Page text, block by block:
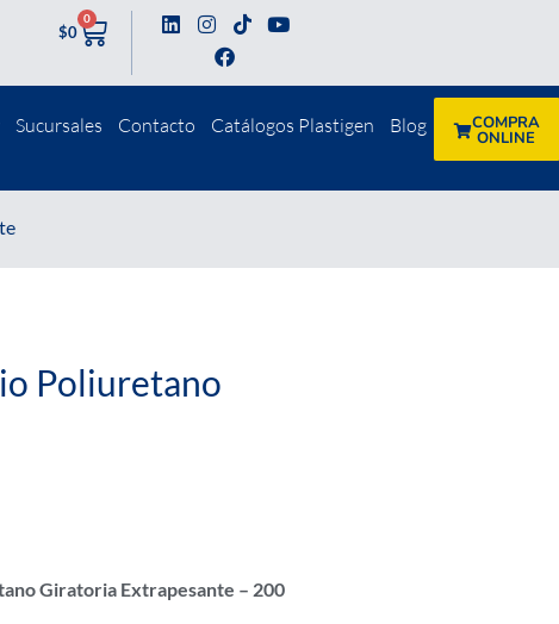
$0
0
Sucursales Contacto Catálogos Plastigen Blog COMPRA
ONLINE
Poliuretano
Giratoria Extrapesante – 200